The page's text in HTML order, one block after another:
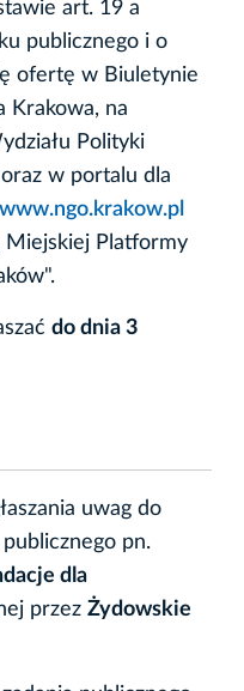
art. 19 a
publicznego i o
ofertę w Biuletynie
Krakowa, na
Polityki
w portalu dla
www.ngo.krakow.pl
Miejskiej Platformy
do dnia 3
uwag do
pn.
dla
przez Żydowskie